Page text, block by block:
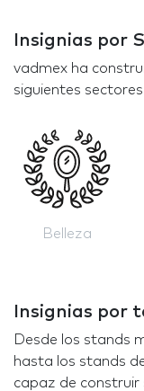
Insignias por
vadmex ha
siguientes sectores
Belleza
Insignias por
Desde los stands
hasta los stands
capaz de